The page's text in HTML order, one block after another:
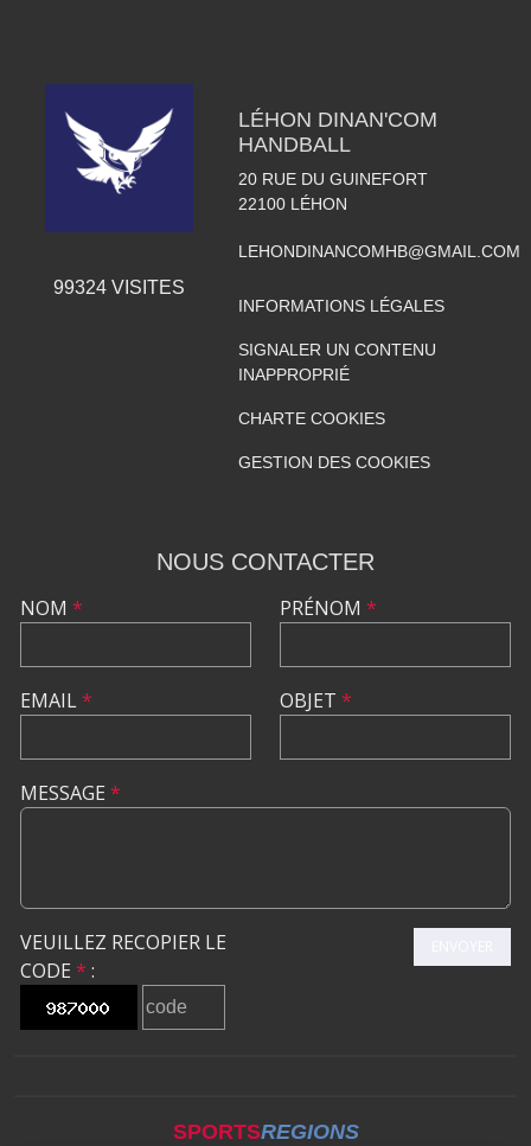
99324VISITES
LÉHON DINAN'COM
HANDBALL
20 RUE DU GUINEFORT
22100 LÉHON
LEHONDINANCOMHB@GMAIL.COM
INFORMATIONS LÉGALES
SIGNALER UN CONTENU
INAPPROPRIÉ
CHARTE COOKIES
GESTION DES COOKIES
NOUS CONTACTER
NOM *
EMAIL*
PRÉNOM *
OBJET *
MESSAGE *
VEUILLEZ RECOPIER LE
CODE * :
SPORTSREGIONS